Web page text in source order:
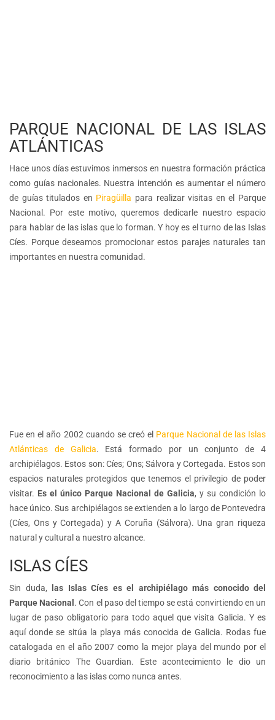
PARQUE NACIONAL DE LAS ISLAS
ATLÁNTICAS
Hace unos días estuvimos inmersos en nuestra formación práctica
como guías nacionales. Nuestra intención es aumentar el número
de guías titulados en Piragüilla para realizar visitas en el Parque
Nacional. Por este motivo, queremos dedicarle nuestro espacio
para hablar de las islas que lo forman. Y hoy es el turno de las Islas
Cíes. Porque deseamos promocionar estos parajes naturales tan
importantes en nuestra comunidad.
Fue en el año 2002 cuando se creó el Parque Nacional de las Islas
Atlánticas de Galicia. Está formado por un conjunto de 4
archipiélagos. Estos son: Cíes; Ons; Sálvora y Cortegada. Estos son
espacios naturales protegidos que tenemos el privilegio de poder
visitar. Es el único Parque Nacional de Galicia, y su condición lo
hace único. Sus archipiélagos se extienden a lo largo de Pontevedra
(Cíes, Ons y Cortegada) y A Coruña (Sálvora). Una gran riqueza
natural y cultural a nuestro alcance.
ISLAS CÍES
Sin duda,
las Islas Cíes es el archipiélago más conocido del
Parque Nacional . Con el paso del tiempo se está convirtiendo en un
lugar de paso obligatorio para todo aquel que visita Galicia. Y es
aquí donde se sitúa la playa más conocida de Galicia. Rodas fue
catalogada en el año 2007 como la mejor playa del mundo por el
diario británico The Guardian. Este acontecimiento le dio un
reconocimiento a las islas como nunca antes.